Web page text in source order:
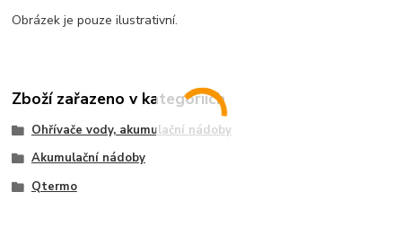
Obrázek je pouze ilustrativní.
Zboží zařazeno v kategoriích
Ohřívače vody, akumulační nádoby
Akumulační nádoby
Qtermo